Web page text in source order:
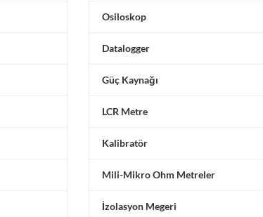
Osiloskop
Datalogger
Güç Kaynağı
LCR Metre
Kalibratör
Mili-Mikro Ohm Metreler
İzolasyon Megeri